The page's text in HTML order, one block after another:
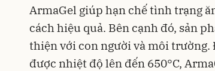
ArmaGel giúp hạn chế tình trạng
cách hiệu quả. Bên cạnh đó, sản
thiện với con người và môi
được nhiệt độ lên đến 650°C,